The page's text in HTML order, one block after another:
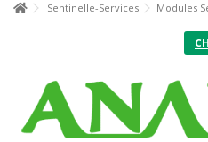
Sentinelle-Services Modules